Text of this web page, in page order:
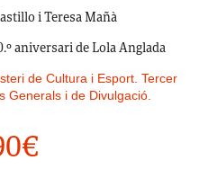
i Teresa Mañà
aniversari de Lola Anglada
de Cultura i Esport. Tercer
Generals i de Divulgació.
€